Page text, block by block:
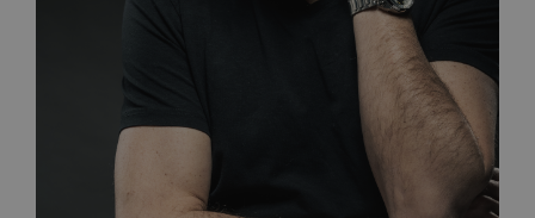
Fondazione Trame